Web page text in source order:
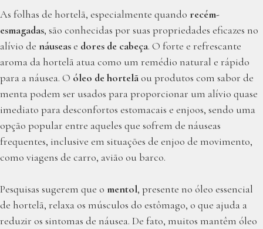
As folhas de hortelã, especialmente quando recém-
esmagadas, são conhecidas por suas propriedades eficazes no
alívio de náusease dores de cabeça. O forte e refrescante
aroma da hortelã atua como um remédio natural e rápido
para a náusea. O óleo de hortelãou produtos com sabor de
menta podem ser usados para proporcionar um alívio quase
imediato para desconfortos estomacais e enjoos, sendo uma
opção popular entre aqueles que sofrem de náuseas
frequentes, inclusive em situações de enjoo de movimento,
como viagens de carro, avião ou barco.
Pesquisas sugerem que o mentol, presente no óleo essencial
de hortelã, relaxa os músculos do estômago, o que ajuda a
reduzir os sintomas de náusea. De fato, muitos mantêm óleo